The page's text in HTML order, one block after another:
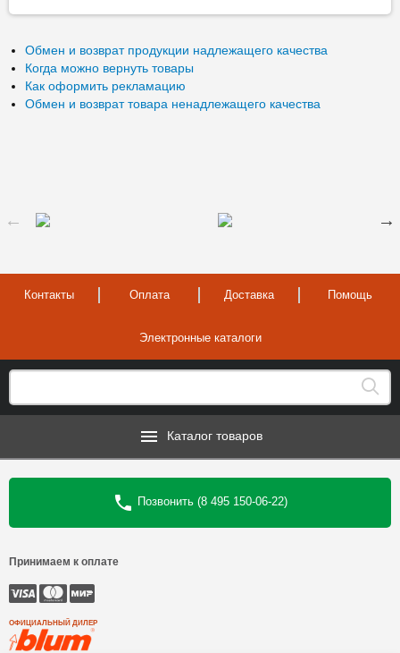
Обмен и возврат продукции надлежащего качества
Когда можно вернуть товары
Как оформить рекламацию
Обмен и возврат товара ненадлежащего качества
Контакты Оплата Доставка Помощь
Электронные каталоги
Каталог товаров
Позвонить (8 495 150-06-22)
Принимаем к оплате
ОФИЦИАЛЬНЫЙ ДИЛЕР